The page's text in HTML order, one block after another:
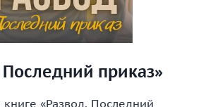
Последний приказ»
«Развод. Последний